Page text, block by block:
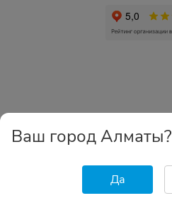
Ваш город Алматы?
Да